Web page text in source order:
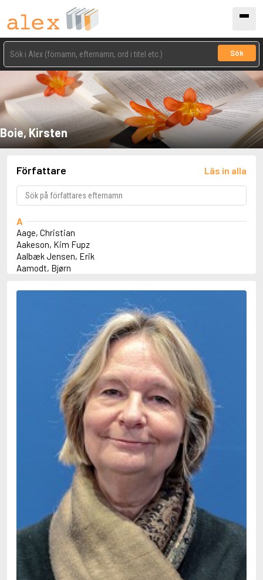
Sök
Boie, Kirsten
Författare Läs in alla
A
Aage, Christian
Aakeson, Kim Fupz
Aalbæk Jensen, Erik
Aamodt, Bjørn
Abbey, Kieran
Abdel-Fattah, Randa
Abedi, Isabel
Abele, Inga
Abgarjan, Narine
Abish, Walter
Aboulela, Leila
Abrahams, Peter (f. 1919)
Abrahams, Peter (f. 1947)
Abrahamson, Emmy
Abse, Dannie
Abu-Jaber, Diana
Abulhawa, Susan
Aburas, Lone
Achebe, Chinua
Achmatova, Anna
Aciman, André
Ackebo, Lena
Acker, Kathy
Ackroyd, Peter